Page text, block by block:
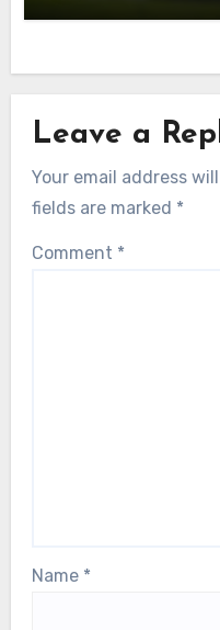
Leave a
Your email address
fields are marked *
Comment *
Name *